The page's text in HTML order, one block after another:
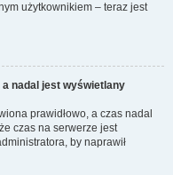
użytkownikiem – teraz jest
nadal jest wyświetlany
prawidłowo, a czas nadal
czas na serwerze jest
by naprawił